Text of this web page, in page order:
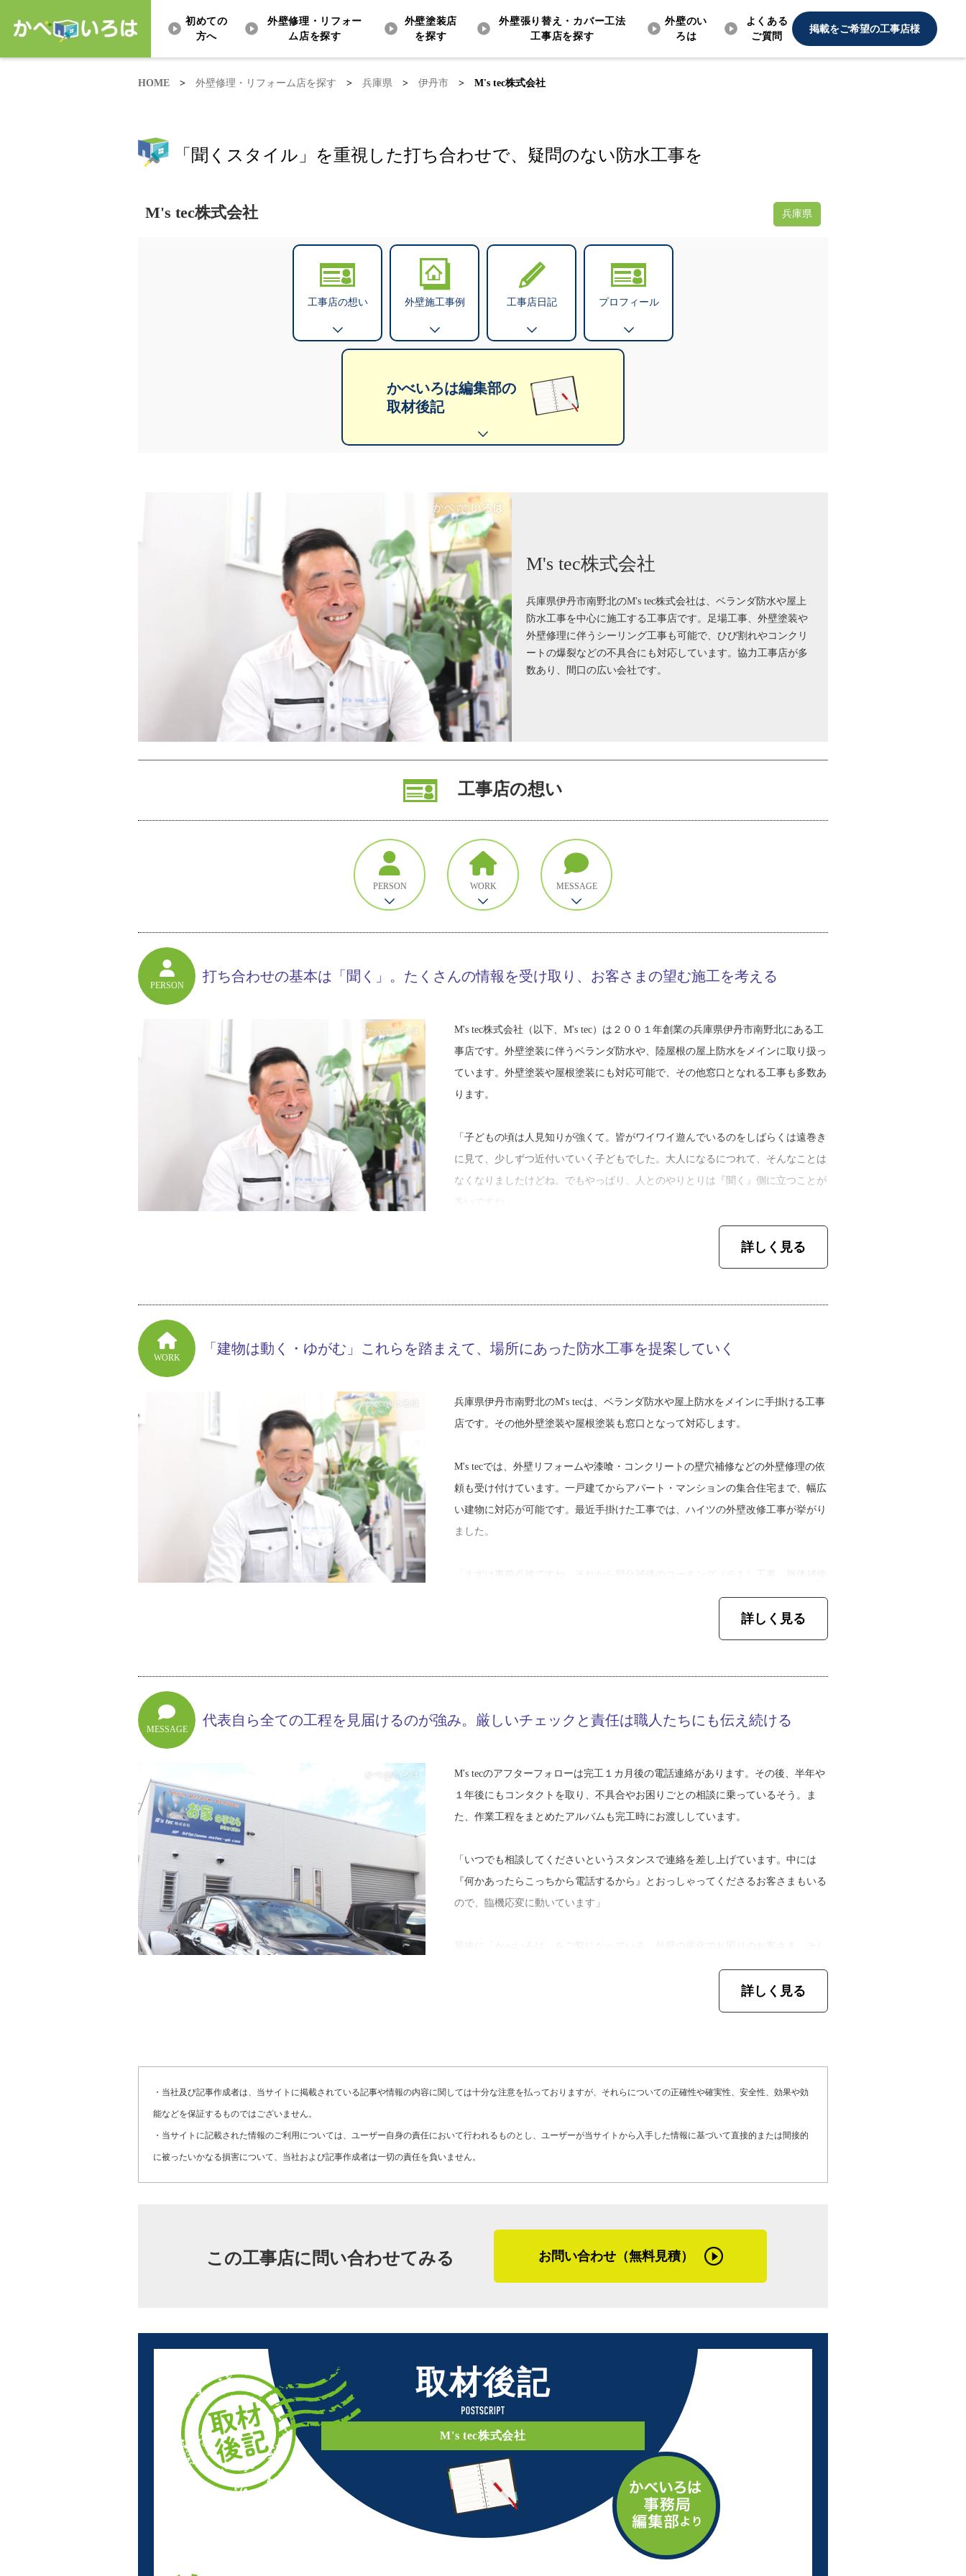
初めての
方へ
外壁修理・リフォー
ム店を探す
外壁塗装店
を探す
外壁張り替え・カバー工法
工事店を探す
外壁のい
ろは
よくある
ご質問
掲載をご希望の工事店様
HOME > 外壁修理・リフォーム店を探す > 兵庫県 > 伊丹市 > M's tec株式会社
「聞くスタイル」を重視した打ち合わせで、疑問のない防水工事を
M's tec株式会社 兵庫県
工事店の想い 外壁施工事例 工事店日記 プロフィール
かべいろは編集部の
取材後記
M's tec株式会社
兵庫県伊丹市南野北のM's tec株式会社は、ベランダ防水や屋上
防水工事を中心に施工する工事店です。足場工事、外壁塗装や
外壁修理に伴うシーリング工事も可能で、ひび割れやコンクリ
ートの爆裂などの不具合にも対応しています。協力工事店が多
数あり、間口の広い会社です。
工事店の想い
PERSON WORK MESSAGE
PERSON
打ち合わせの基本は「聞く」。たくさんの情報を受け取り、お客さまの望む施工を考える
M's tec株式会社（以下、M's tec）は２００１年創業の兵庫県伊丹市南野北にある工
事店です。外壁塗装に伴うベランダ防水や、陸屋根の屋上防水をメインに取り扱っ
ています。外壁塗装や屋根塗装にも対応可能で、その他窓口となれる工事も多数あ
ります。
「子どもの頃は人見知りが強くて。皆がワイワイ遊んでいるのをしばらくは遠巻き
に見て、少しずつ近付いていく子どもでした。大人になるにつれて、そんなことは
なくなりましたけどね。でもやっぱり、人とのやりとりは『聞く』側に立つことが
生い立ちから防水工事の職に就いた経緯を聞いたところ、明るくこう答えてくれた
M's tec代表取締役の山口昌範さん（以下、山口さん）。軽快な口調ではきはきと話
２年ほどで防水工事店へ転職をしました。高校時代のアルバイト経験から防水工事
たそうです。
は合っていたんでしょうね。友人たちも建設業が多くて、その影響もあったと思い
ます」
職人として約７年、２社の防水工事店での勤務を経験しました。独立は全く視野に
「職人の勤務日数が著しく減らされていったんです。このままでは生活が立ち行か
るかと奮起したんです」
そうして２００１年にM's tecの前身となる山口防水を創業。しかし意気込んで開業
「防水工事のみの依頼はもちろんあります。ただ、防水効果が心配になる頃って当
用の節約になります。１度の相談で済めばお客さまも楽ですので、弟に協力しても
らい、その体制でやらせていただいております」
独立してから、一貫して「お客さまのために」を信念に働いてきた山口さん。打ち
合わせの基本は「聞く」。事前点検後は職人として思わず色々話したくなります
に考えていきたいそうです。
詳しく見る
WORK
「建物は動く・ゆがむ」これらを踏まえて、場所にあった防水工事を提案していく
兵庫県伊丹市南野北のM's tecは、ベランダ防水や屋上防水をメインに手掛ける工事
店です。その他外壁塗装や屋根塗装も窓口となって対応します。
M's tecでは、外壁リフォームや漆喰・コンクリートの壁穴補修などの外壁修理の依
頼も受け付けています。一戸建てからアパート・マンションの集合住宅まで、幅広
い建物に対応が可能です。最近手掛けた工事では、ハイツの外壁改修工事が挙がり
ました。
といった下地の劣化や破損個所など全体的な構造部分の補修をして、すべてを綺麗
にしてから塗り替え作業に入りました。ただ、M's tecが自社だけでできるのはシー
リング工事と躯体補修だけなので、塗装工事は弟の会社に協力してもらって作業を
外壁の雨漏り修理は、「窓の周りから水が垂れてくるので見てほしい」との依頼が
点検方法は、目視点検と散水調査がメインになります。ときにはベランダのドレン
（※２）をふさぎ、プールのように水をためて階下の部屋に水漏れが起こるかどう
か調べます。
「ベランダに水をためても部屋の中へ影響がない場合は、また違う部分を探しま
す。ベランダ防水はFRP防水（※３）とウレタン防水（※４）の二通りの方法があ
るんですが、それぞれ価格も工程日数も違います。木造住宅は躯体が日々動いてい
す。あと、サッシまわりが劣化している場合、築年数がけっこう経っている家が多
雨漏りの原因はサイディングに打ってあるコーキングの劣化が一番多いのではない
かと、山口さんは言います。ただ、ピンポイントでの原因解明は熟練の職人でも難
「お客さまのご希望が『水が止まれば良い』というときは部分修理をしますが、ご
兵庫県伊丹市は気候が穏やかで、住宅工事がしやすい地域だといいます。防水工事
「積雪があまりないし、冬でも防水工事や塗装工事が進めやすいですね。ただ、体
感ですが昔に比べると強い雨が多い気がします。天気予報では言っていなかった突
然の雨に見舞われることが度々あります。塗ってる最中の突然の雨はお手上げで
す。塗料が流されてしまうので、後日もう１度やり直しですね」
※１ コーキング・・・継ぎ目の隙間を埋める目地材
※２ ドレン・・・雨水、雑排水などを排水するための管や溝
※３ FRP防水・・・塗膜防水の一種。防水用のプラスチック繊維。軽くて丈夫な
ため、近年よく使われている。塗る箇所に合わせ、着色して使用する場合もある
詳しく見る
MESSAGE
代表自ら全ての工程を見届けるのが強み。厳しいチェックと責任は職人たちにも伝え続ける
M's tecのアフターフォローは完工１カ月後の電話連絡があります。その後、半年や
１年後にもコンタクトを取り、不具合やお困りごとの相談に乗っているそう。ま
た、作業工程をまとめたアルバムも完工時にお渡ししています。
「いつでも相談してくださいというスタンスで連絡を差し上げています。中には
『何かあったらこっちから電話するから』とおっしゃってくださるお客さまもいる
ので、臨機応変に動いています」
て外壁リフォームや外壁修理、屋上防水など各種防水工事、塗装工事を検討してい
わからないことがあれば全てクリアにしましょう。遠慮なく何でも聞いてください
「お客さまにわからないことがあるうちは、絶対に作業に入りません」と強く語っ
た山口さん。防水工事専門店ながらも様々な住宅工事依頼が舞い込むのは、その信
詳しく見る
・当社及び記事作成者は、当サイトに掲載されている記事や情報の内容に関しては十分な注意を払っておりますが、それらについての正確性や確実性、安全性、効果や効
能などを保証するものではございません。
・当サイトに記載された情報のご利用については、ユーザー自身の責任において行われるものとし、ユーザーが当サイトから入手した情報に基づいて直接的または間接的
に被ったいかなる損害について、当社および記事作成者は一切の責任を負いません。
この工事店に問い合わせてみる お問い合わせ（無料見積）
取材後記
M's tec株式会社